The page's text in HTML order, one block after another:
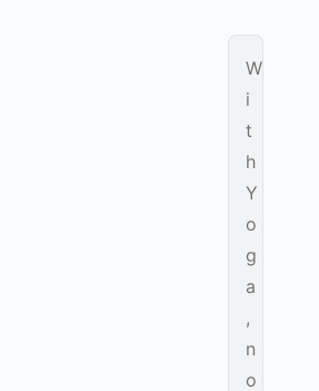
W
i
t
h
Y
o
g
a
,
n
o